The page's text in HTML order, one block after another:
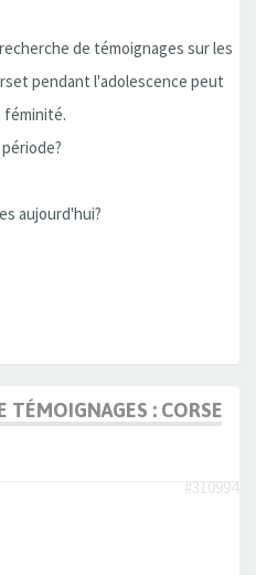
de témoignages sur les
pendant l'adolescence peut
féminité.
aujourd'hui?
TÉMOIGNAGES : CORSET,
#310994